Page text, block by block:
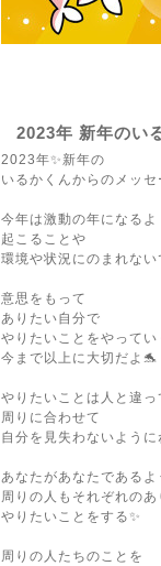
2023年 新年のい
2023年✨新年の
いるかくんからのメッ
今年は激動の年になるよ
起こることや
環境や状況にのまれない
意思をもって
ありたい自分で
やりたいことをやってい
今まで以上に大切だよ🐬
やりたいことは人と違っ
周りに合わせて
自分を見失わないように
あなたがあなたであるよ
周りの人もそれぞれのあ
やりたいことをする✨
周りの人たちのことを